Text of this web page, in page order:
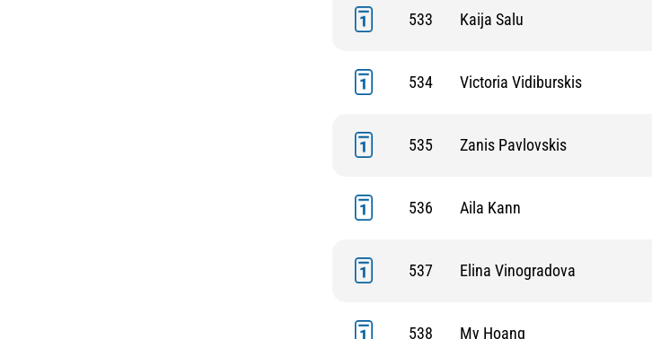
533 Kaija Salu
534 Victoria Vidiburskis
535 Zanis Pavlovskis
536 Aila Kann
537 Elina Vinogradova
538 My Hoang